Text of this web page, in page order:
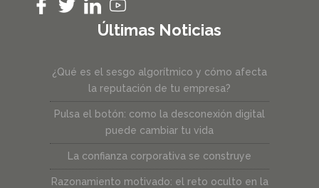
Últimas Noticias
¿Qué es el sesgo algorítmico y cómo afecta
la reputación de tu empresa?
Pulsa el botón: como la desconexión digital
puede cambiar tu vida
La confianza corporativa se construye
Razonamiento motivado: el reto oculto en la